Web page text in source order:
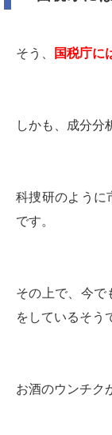
そう、 国税庁に
しかも、成分分
科捜研のように
です。
その上で、今で
をしているそう
お酒のウンチク